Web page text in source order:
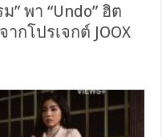
” พา “Undo” ฮิต
กโปรเจกต์ JOOX